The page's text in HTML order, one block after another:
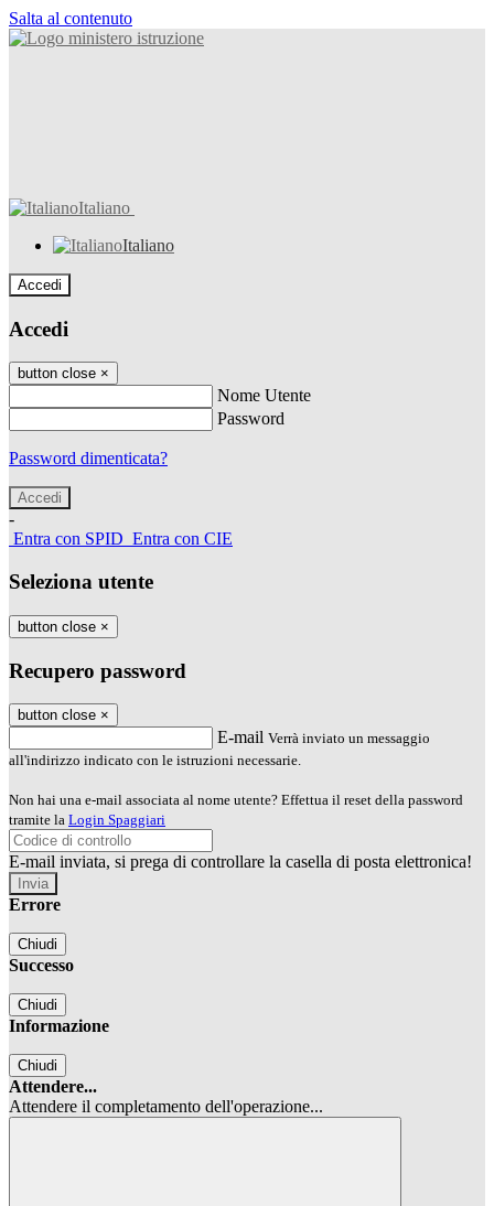
Salta al contenuto
Italiano
Italiano
Accedi
Accedi
button close ×
Nome Utente
Password
Password dimenticata?
-
Entra con SPID Entra con CIE
Seleziona utente
button close ×
Recupero password
button close ×
E-mail Verrà inviato un messaggio
all'indirizzo indicato con le istruzioni necessarie.
Non hai una e-mail associata al nome utente? Effettua il reset della password
tramite la Login Spaggiari
E-mail inviata, si prega di controllare la casella di posta elettronica!
Errore
Chiudi
Successo
Chiudi
Informazione
Chiudi
Attendere...
Attendere il completamento dell'operazione...